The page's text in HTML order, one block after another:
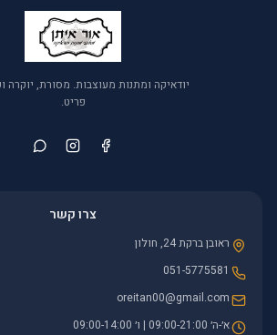
יודאיקה ומתנות מעוצבות. מסורת, יוקרה
פריט.
צרו קשר
ראובן ברקת 24, חולון
051-5775581
oreitan00@gmail.com
א׳-ה׳ 09:00-21:00 | ו׳ 09:00-14:00